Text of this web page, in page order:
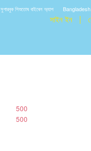
Bangladesh /
সুপারবুক শিশুতোষ বাইবেল অ্যাপ
সাইন ইন
500
500